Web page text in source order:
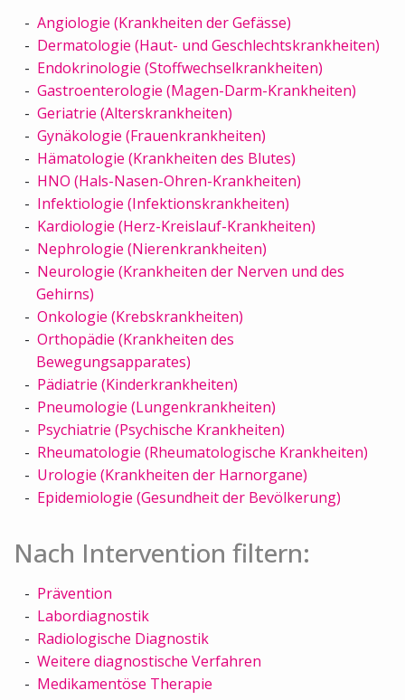
Angiologie (Krankheiten der Gefässe)
Dermatologie (Haut- und Geschlechtskrankheiten)
Endokrinologie (Stoffwechselkrankheiten)
Gastroenterologie (Magen-Darm-Krankheiten)
Geriatrie (Alterskrankheiten)
Gynäkologie (Frauenkrankheiten)
Hämatologie (Krankheiten des Blutes)
HNO (Hals-Nasen-Ohren-Krankheiten)
Infektiologie (Infektionskrankheiten)
Kardiologie (Herz-Kreislauf-Krankheiten)
Nephrologie (Nierenkrankheiten)
Neurologie (Krankheiten der Nerven und des
Gehirns)
Onkologie (Krebskrankheiten)
Orthopädie (Krankheiten des
Bewegungsapparates)
Pädiatrie (Kinderkrankheiten)
Pneumologie (Lungenkrankheiten)
Psychiatrie (Psychische Krankheiten)
Rheumatologie (Rheumatologische Krankheiten)
Urologie (Krankheiten der Harnorgane)
Epidemiologie (Gesundheit der Bevölkerung)
Nach Intervention filtern:
Prävention
Labordiagnostik
Radiologische Diagnostik
Weitere diagnostische Verfahren
Medikamentöse Therapie